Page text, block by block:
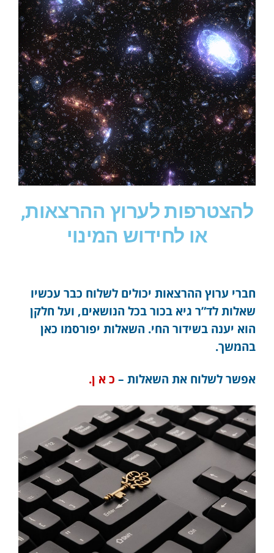
להצטרפות לערוץ ההרצאות,
או לחידוש המינוי
חברי ערוץ ההרצאות יכולים לשלוח כבר עכשיו
שאלות לד”ר גיא בכור בכל הנושאים, ועל חלקן
הוא יענה בשידור החי. השאלות יפורסמו כאן
בהמשך.
אפשר לשלוח את השאלות – כ א ן.